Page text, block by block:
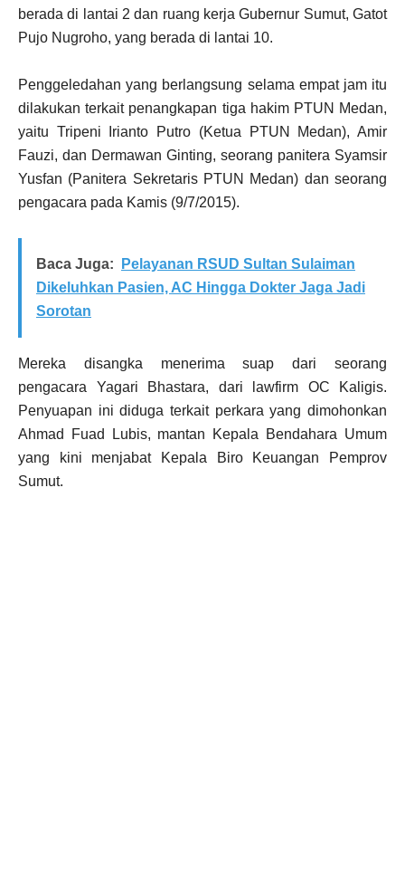
berada di lantai 2 dan ruang kerja Gubernur Sumut, Gatot
Pujo Nugroho, yang berada di lantai 10.
Penggeledahan yang berlangsung selama empat jam itu
dilakukan terkait penangkapan tiga hakim PTUN Medan,
yaitu Tripeni Irianto Putro (Ketua PTUN Medan), Amir
Fauzi, dan Dermawan Ginting, seorang panitera Syamsir
Yusfan (Panitera Sekretaris PTUN Medan) dan seorang
pengacara pada Kamis (9/7/2015).
Baca Juga:
Pelayanan RSUD Sultan Sulaiman
Dikeluhkan Pasien, AC Hingga Dokter Jaga Jadi
Sorotan
Mereka disangka menerima suap dari seorang
pengacara Yagari Bhastara, dari lawfirm OC Kaligis.
Penyuapan ini diduga terkait perkara yang dimohonkan
Ahmad Fuad Lubis, mantan Kepala Bendahara Umum
yang kini menjabat Kepala Biro Keuangan Pemprov
Sumut.